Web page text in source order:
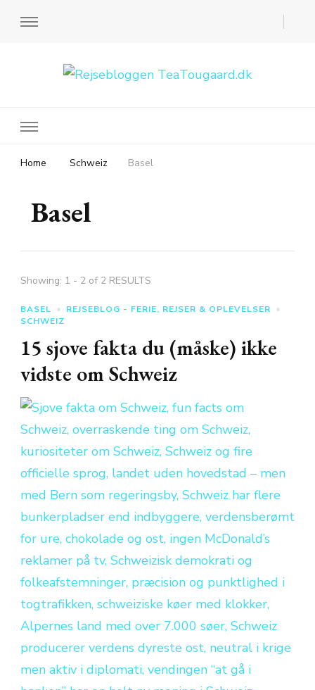
Home Schweiz Basel
Basel
Showing: 1 - 2 of 2 RESULTS
BASEL
REJSEBLOG - FERIE, REJSER & OPLEVELSER
SCHWEIZ
15 sjove fakta du (måske) ikke
vidste om Schweiz